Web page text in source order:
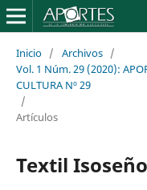
Inicio / Archivos /
Vol. 1 Núm. 29 (2020):
CULTURA Nº 29
/
Artículos
Textil Isoseño